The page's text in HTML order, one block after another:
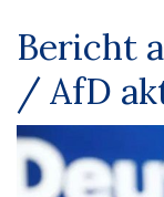
Bericht
/ AfD